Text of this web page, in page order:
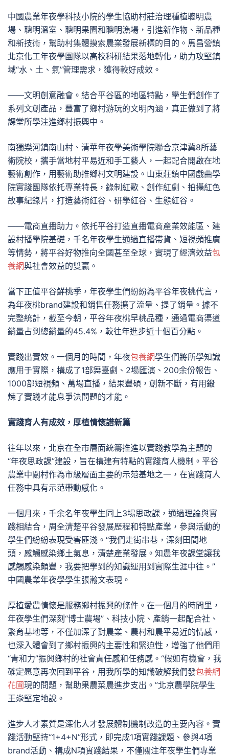
中國農業年夜學科技小院的學生協助村莊治理種植聰明農
場、聰明溫室、聰明果園和聰明漁場，引進新作物、新品種
和新技術，幫助村集體摸索農業發展新標的目的。馬昌營鎮
北京化工年夜學團隊以高校科研結果落地轉化，助力攻堅鎮
域“水、土、氣”管理需求，獲得較好成效。
——文明創意融會。結合平谷區的地區特點，學生們創作了
系列文創產品，豐富了鄉村游玩的文明內涵，真正做到了將
課堂所學注進鄉村振興中。
南獨樂河鎮南山村、清華年夜學美術學院聯合京津冀8所藝
術院校，攜手當地村平易近和手工藝人，一起配合開啟在地
藝術創作，用藝術助推鄉村文明建設。山東莊鎮中國戲曲學
院實踐團隊依托專業特長，錄制紅歌、創作紅劇、拍攝紅色
故事紀錄片，打造藝術紅谷、研學紅谷、生態紅谷。
——電商直播助力。依托平谷打造直播電商產業效能區、建
設村播學院基礎，千名年夜學生通過直播帶貨、短視頻推廣
等情勢，將平谷好物推向全國甚至全球，實現了經濟效益包
養網與社會效益的雙贏。
當下正值平谷鮮桃季，年夜學生們紛紛為平谷年夜桃代言，
為年夜桃brand建設和銷售任務擴了流量、提了銷量。據不
完整統計，截至今朝，平谷年夜桃早桃品種，通過電商渠道
銷量占到總銷量的45.4%，較往年進步近十個百分點。
實踐出實效。一個月的時間，年夜包養網學生們將所學知識
應用于實際，構成了1部舞臺劇、2場匯演、200余份報告、
1000部短視頻、萬場直播，結果豐碩，創新不斷，有用鍛
煉了實踐才能息爭決問題的才能。
實踐育人有成效，厚植情懷譜新篇
往年以來，北京在全市層面統籌推進以實踐教學為主題的
“年夜思政課”建設，旨在構建有特點的實踐育人機制。平谷
農業中關村作為市級層面主要的示范基地之一，在實踐育人
任務中具有示范帶動感化。
一個月來，千余名年夜學生同上3場思政課，通過理論與實
踐相結合，周全清楚平谷發展歷程和特點產業，參與活動的
學生們紛紛表現受害匪淺。“我們走街串巷，深刻田間地
頭，感觸感染鄉土氣息，清楚產業發展。知農年夜課堂讓我
感觸感染頗豐，我要把學到的知識運用到實際生涯中往。”
中國農業年夜學學生張瀚文表現。
厚植愛農情懷是服務鄉村振興的條件。在一個月的時間里，
年夜學生們深刻“博士農場”、科技小院、產銷一起配合社、
繁育基地等，不僅加深了對農業、農村和農平易近的情感，
也深入體會到了鄉村振興的主要性和緊迫性，增強了他們用
“青和力”振興鄉村的社會責任感和任務感。“假如有機會，我
確定愿意再次回到平谷，用我所學的知識破解我們發包養網
花圃現的問題，幫助果農菜農進步支出。”北京農學院學生
王焱堅定地說。
進步人才素質是深化人才發展體制機制改造的主要內容。實
踐活動堅持“1+4+N”形式，即完成1項實踐課題、參與4項
brand活動、構成N項實踐結果，不僅關注年夜學生們專業